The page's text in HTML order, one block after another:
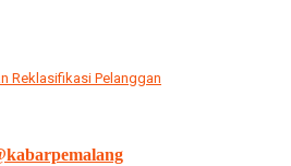
Reklasifikasi Pelanggan